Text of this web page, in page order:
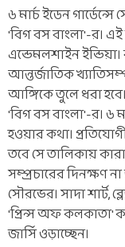
৬ মার্চ ইডেন
'বিগ বস বাংলা'-র।
এন্ডেমলশাইন
আন্তর্জাতিক
আঙ্গিকে তুলে ধরা
'বিগ বস বাংলা'-র। ৬
হওয়ার কথা।
তবে সে তালিকায়
সম্প্রচারের দিনক্ষণ
সৌরভের। সাদা শার্ট,
'প্রিন্স অফ কলকাতা'
জার্সি ওড়াচ্ছেন।